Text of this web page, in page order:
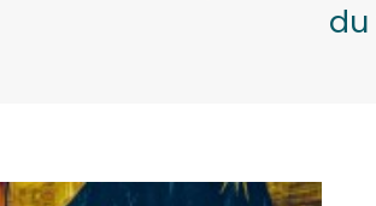
du